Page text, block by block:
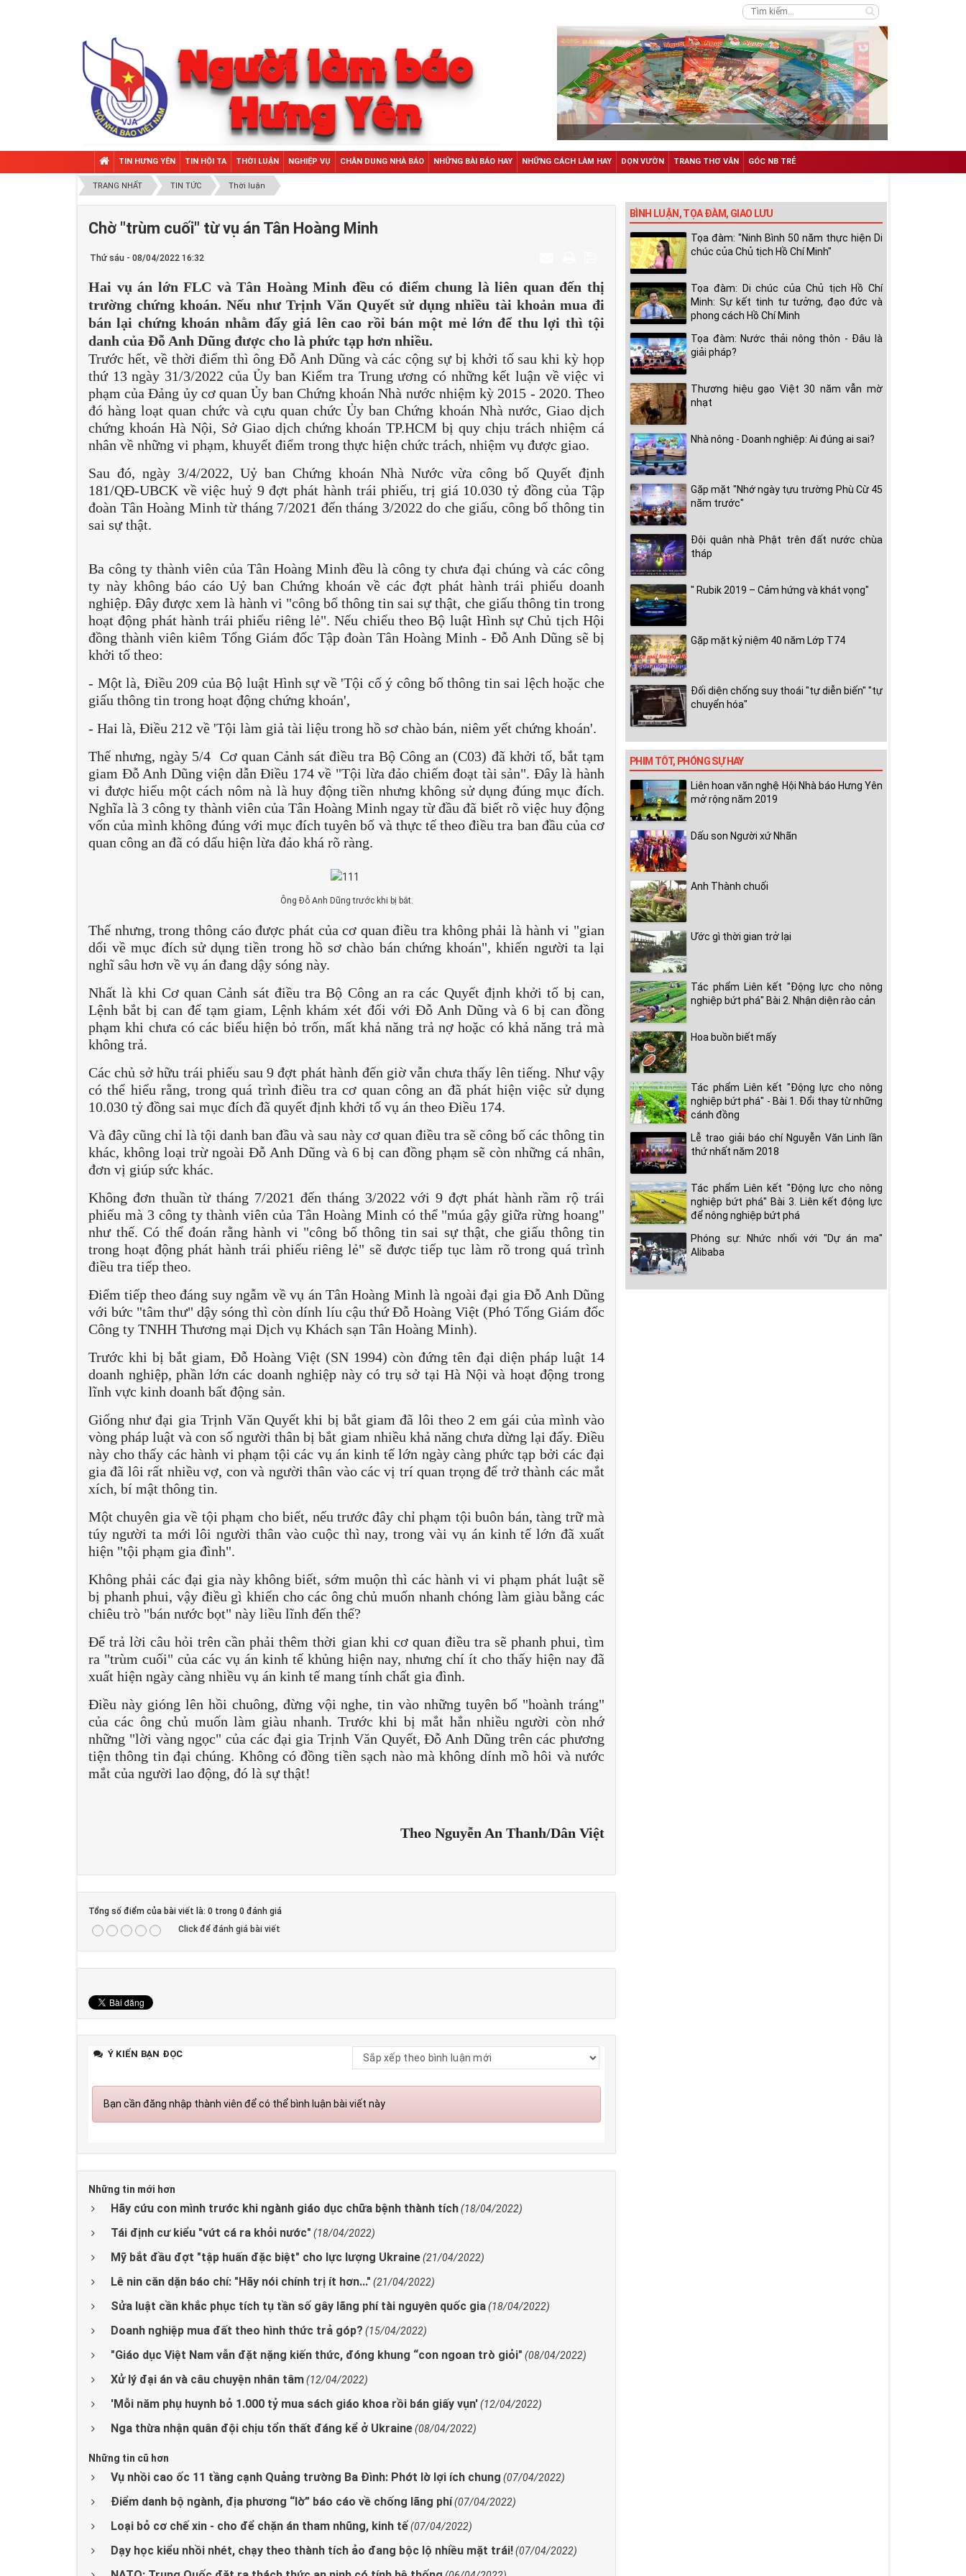
TIN HƯNG YÊN TIN HỘI TA THỜI LUẬN NGHIỆP VỤ CHÂN DUNG NHÀ BÁO NHỮNG BÀI BÁO HAY NHỮNG CÁCH LÀM HAY DỌN VƯỜN TRANG THƠ VĂN GÓC NB TRẺ
TRANG NHẤT TIN TỨC Thời luận
Chờ "trùm cuối" từ vụ án Tân Hoàng Minh
Thứ sáu - 08/04/2022 16:32
Hai vụ án lớn FLC và Tân Hoàng Minh đều có điểm chung là liên quan đến thị
trường chứng khoán. Nếu như Trịnh Văn Quyết sử dụng nhiều tài khoản mua đi
bán lại chứng khoán nhằm đẩy giá lên cao rồi bán một mẻ lớn để thu lợi thì tội
danh của Đỗ Anh Dũng được cho là phức tạp hơn nhiều.
Trước hết, về thời điểm thì ông Đỗ Anh Dũng và các cộng sự bị khởi tố sau khi kỳ họp
thứ 13 ngày 31/3/2022 của Ủy ban Kiểm tra Trung ương có những kết luận về việc vi
phạm của Đảng ủy cơ quan Ủy ban Chứng khoán Nhà nước nhiệm kỳ 2015 - 2020. Theo
đó hàng loạt quan chức và cựu quan chức Ủy ban Chứng khoán Nhà nước, Giao dịch
chứng khoán Hà Nội, Sở Giao dịch chứng khoán TP.HCM bị quy chịu trách nhiệm cá
nhân về những vi phạm, khuyết điểm trong thực hiện chức trách, nhiệm vụ được giao.
Sau đó, ngày 3/4/2022, Uỷ ban Chứng khoán Nhà Nước vừa công bố Quyết định
181/QĐ-UBCK về việc huỷ 9 đợt phát hành trái phiếu, trị giá 10.030 tỷ đồng của Tập
đoàn Tân Hoàng Minh từ tháng 7/2021 đến tháng 3/2022 do che giấu, công bố thông tin
sai sự thật.
Ba công ty thành viên của Tân Hoàng Minh đều là công ty chưa đại chúng và các công
ty này không báo cáo Uỷ ban Chứng khoán về các đợt phát hành trái phiếu doanh
nghiệp. Đây được xem là hành vi "công bố thông tin sai sự thật, che giấu thông tin trong
hoạt động phát hành trái phiếu riêng lẻ". Nếu chiểu theo Bộ luật Hình sự Chủ tịch Hội
đồng thành viên kiêm Tổng Giám đốc Tập đoàn Tân Hoàng Minh - Đỗ Anh Dũng sẽ bị
khởi tố theo:
- Một là, Điều 209 của Bộ luật Hình sự về 'Tội cố ý công bố thông tin sai lệch hoặc che
giấu thông tin trong hoạt động chứng khoán',
- Hai là, Điều 212 về 'Tội làm giả tài liệu trong hồ sơ chào bán, niêm yết chứng khoán'.
Thế nhưng, ngày 5/4 Cơ quan Cảnh sát điều tra Bộ Công an (C03) đã khởi tố, bắt tạm
giam Đỗ Anh Dũng viện dẫn Điều 174 về "Tội lừa đảo chiếm đoạt tài sản". Đây là hành
vi được hiểu một cách nôm nà là huy động tiền nhưng không sử dụng đúng mục đích.
Nghĩa là 3 công ty thành viên của Tân Hoàng Minh ngay từ đầu đã biết rõ việc huy động
vốn của mình không đúng với mục đích tuyên bố và thực tế theo điều tra ban đầu của cơ
quan công an đã có dấu hiện lừa đảo khá rõ ràng.
Ông Đỗ Anh Dũng trước khi bị bắt.
Thế nhưng, trong thông cáo được phát của cơ quan điều tra không phải là hành vi "gian
dối về mục đích sử dụng tiền trong hồ sơ chào bán chứng khoán", khiến người ta lại
nghĩ sâu hơn về vụ án đang dậy sóng này.
Nhất là khi Cơ quan Cảnh sát điều tra Bộ Công an ra các Quyết định khởi tố bị can,
Lệnh bắt bị can để tạm giam, Lệnh khám xét đối với Đỗ Anh Dũng và 6 bị can đồng
phạm khi chưa có các biểu hiện bỏ trốn, mất khả năng trả nợ hoặc có khả năng trả mà
không trả.
Các chủ sở hữu trái phiếu sau 9 đợt phát hành đến giờ vẫn chưa thấy lên tiếng. Như vậy
có thể hiểu rằng, trong quá trình điều tra cơ quan công an đã phát hiện việc sử dụng
10.030 tỷ đồng sai mục đích đã quyết định khởi tố vụ án theo Điều 174.
Và đây cũng chỉ là tội danh ban đầu và sau này cơ quan điều tra sẽ công bố các thông tin
khác, không loại trừ ngoài Đỗ Anh Dũng và 6 bị can đồng phạm sẽ còn những cá nhân,
đơn vị giúp sức khác.
Không đơn thuần từ tháng 7/2021 đến tháng 3/2022 với 9 đợt phát hành rầm rộ trái
phiếu mà 3 công ty thành viên của Tân Hoàng Minh có thể "múa gậy giữa rừng hoang"
như thế. Có thể đoán rằng hành vi "công bố thông tin sai sự thật, che giấu thông tin
trong hoạt động phát hành trái phiếu riêng lẻ" sẽ được tiếp tục làm rõ trong quá trình
điều tra tiếp theo.
Điểm tiếp theo đáng suy ngẫm về vụ án Tân Hoàng Minh là ngoài đại gia Đỗ Anh Dũng
với bức "tâm thư" dậy sóng thì còn dính líu cậu thứ Đỗ Hoàng Việt (Phó Tổng Giám đốc
Công ty TNHH Thương mại Dịch vụ Khách sạn Tân Hoàng Minh).
Trước khi bị bắt giam, Đỗ Hoàng Việt (SN 1994) còn đứng tên đại diện pháp luật 14
doanh nghiệp, phần lớn các doanh nghiệp này có trụ sở tại Hà Nội và hoạt động trong
lĩnh vực kinh doanh bất động sản.
Giống như đại gia Trịnh Văn Quyết khi bị bắt giam đã lôi theo 2 em gái của mình vào
vòng pháp luật và con số người thân bị bắt giam nhiều khả năng chưa dừng lại đấy. Điều
này cho thấy các hành vi phạm tội các vụ án kinh tế lớn ngày càng phức tạp bởi các đại
gia đã lôi rất nhiều vợ, con và người thân vào các vị trí quan trọng để trở thành các mắt
xích, bí mật thông tin.
Một chuyên gia về tội phạm cho biết, nếu trước đây chỉ phạm tội buôn bán, tàng trữ mà
túy người ta mới lôi người thân vào cuộc thì nay, trong vài vụ án kinh tế lớn đã xuất
hiện "tội phạm gia đình".
Không phải các đại gia này không biết, sớm muộn thì các hành vi vi phạm phát luật sẽ
bị phanh phui, vậy điều gì khiến cho các ông chủ muốn nhanh chóng làm giàu bằng các
chiêu trò "bán nước bọt" này liều lĩnh đến thế?
Để trả lời câu hỏi trên cần phải thêm thời gian khi cơ quan điều tra sẽ phanh phui, tìm
ra "trùm cuối" của các vụ án kinh tế khủng hiện nay, nhưng chí ít cho thấy hiện nay đã
xuất hiện ngày càng nhiều vụ án kinh tế mang tính chất gia đình.
Điều này gióng lên hồi chuông, đừng vội nghe, tin vào những tuyên bố "hoành tráng"
của các ông chủ muốn làm giàu nhanh. Trước khi bị mắt hẳn nhiều người còn nhớ
những "lời vàng ngọc" của các đại gia Trịnh Văn Quyết, Đỗ Anh Dũng trên các phương
tiện thông tin đại chúng. Không có đồng tiền sạch nào mà không dính mồ hôi và nước
mắt của người lao động, đó là sự thật!
Theo Nguyễn An Thanh/Dân Việt
Tổng số điểm của bài viết là: 0 trong 0 đánh giá
Click để đánh giá bài viết
Ý KIẾN BẠN ĐỌC
Bạn cần đăng nhập thành viên để có thể bình luận bài viết này
Những tin mới hơn
Hãy cứu con mình trước khi ngành giáo dục chữa bệnh thành tích(18/04/2022)
Tái định cư kiểu "vứt cá ra khỏi nước" (18/04/2022)
Mỹ bắt đầu đợt "tập huấn đặc biệt" cho lực lượng Ukraine(21/04/2022)
Lê nin căn dặn báo chí: "Hãy nói chính trị ít hơn..." (21/04/2022)
Sửa luật cần khắc phục tích tụ tần số gây lãng phí tài nguyên quốc gia(18/04/2022)
Doanh nghiệp mua đất theo hình thức trả góp? (15/04/2022)
"Giáo dục Việt Nam vẫn đặt nặng kiến thức, đóng khung “con ngoan trò giỏi" (08/04/2022)
Xử lý đại án và câu chuyện nhân tâm(12/04/2022)
'Mỗi năm phụ huynh bỏ 1.000 tỷ mua sách giáo khoa rồi bán giấy vụn'(12/04/2022)
Nga thừa nhận quân đội chịu tổn thất đáng kể ở Ukraine(08/04/2022)
Những tin cũ hơn
Vụ nhồi cao ốc 11 tầng cạnh Quảng trường Ba Đình: Phớt lờ lợi ích chung (07/04/2022)
Điểm danh bộ ngành, địa phương “lờ” báo cáo về chống lãng phí(07/04/2022)
Loại bỏ cơ chế xin - cho để chặn án tham nhũng, kinh tế(07/04/2022)
Dạy học kiểu nhồi nhét, chạy theo thành tích ảo đang bộc lộ nhiều mặt trái!(07/04/2022)
BÌNH LUẬN, TỌA ĐÀM, GIAO LƯU
Tọa đàm: "Ninh Bình 50 năm thực hiện Di
chúc của Chủ tịch Hồ Chí Minh"
Tọa đàm: Di chúc của Chủ tịch Hồ Chí
Minh: Sự kết tinh tư tưởng, đạo đức và
phong cách Hồ Chí Minh
Tọa đàm: Nước thải nông thôn - Đâu là
giải pháp?
Thương hiệu gạo Việt 30 năm vẫn mờ
nhạt
Nhà nông - Doanh nghiệp: Ai đúng ai sai?
Gặp mặt "Nhớ ngày tựu trường Phù Cừ 45
năm trước"
Đội quân nhà Phật trên đất nước chùa
tháp
" Rubik 2019 – Cảm hứng và khát vọng"
Gặp mặt kỷ niệm 40 năm Lớp T74
Đối diện chống suy thoái "tự diễn biến" "tự
chuyển hóa"
PHIM TỐT, PHÓNG SỰ HAY
Liên hoan văn nghệ Hội Nhà báo Hưng Yên
mở rộng năm 2019
Dấu son Người xứ Nhãn
Anh Thành chuối
Ước gì thời gian trở lại
Tác phẩm Liên kết "Động lực cho nông
nghiệp bứt phá" Bài 2. Nhận diện rào cản
Hoa buồn biết mấy
Tác phẩm Liên kết "Động lực cho nông
nghiệp bứt phá" - Bài 1. Đổi thay từ những
cánh đồng
Lễ trao giải báo chí Nguyễn Văn Linh lần
thứ nhất năm 2018
Tác phẩm Liên kết "Động lực cho nông
nghiệp bứt phá" Bài 3. Liên kết động lực
để nông nghiệp bứt phá
Phóng sự: Nhức nhối với "Dự án ma"
Alibaba